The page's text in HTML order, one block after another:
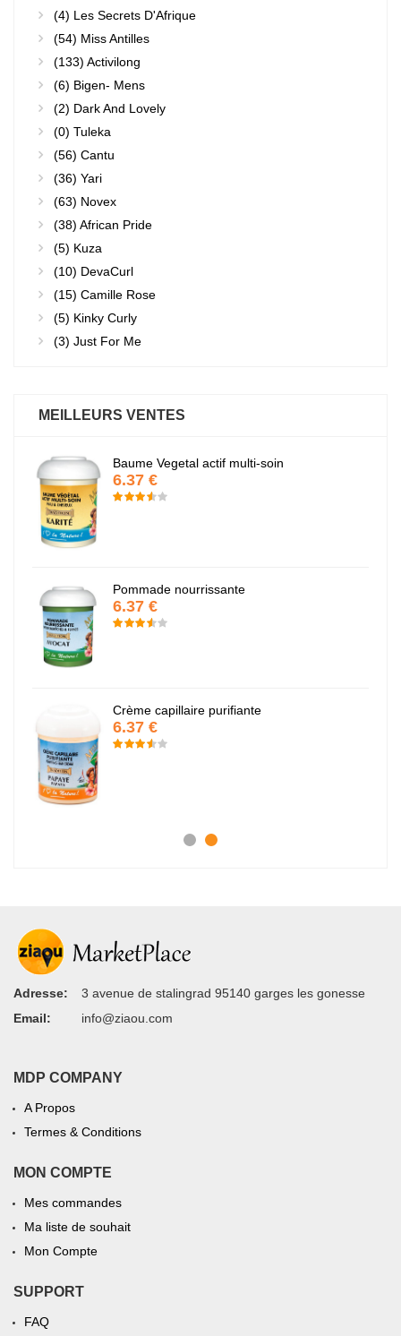
(4) Les Secrets D'Afrique
(54) Miss Antilles
(133) Activilong
(6) Bigen- Mens
(2) Dark And Lovely
(0) Tuleka
(56) Cantu
(36) Yari
(63) Novex
(38) African Pride
(5) Kuza
(10) DevaCurl
(15) Camille Rose
(5) Kinky Curly
(3) Just For Me
MEILLEURS VENTES
Baume Vegetal actif multi-soin
6.37 €
Pommade nourrissante
6.37 €
Crème capillaire purifiante
6.37 €
Adresse:
3 avenue de stalingrad 95140 garges les gonesse
Email:
info@ziaou.com
MDP COMPANY
A Propos
Termes & Conditions
MON COMPTE
Mes commandes
Ma liste de souhait
Mon Compte
SUPPORT
FAQ